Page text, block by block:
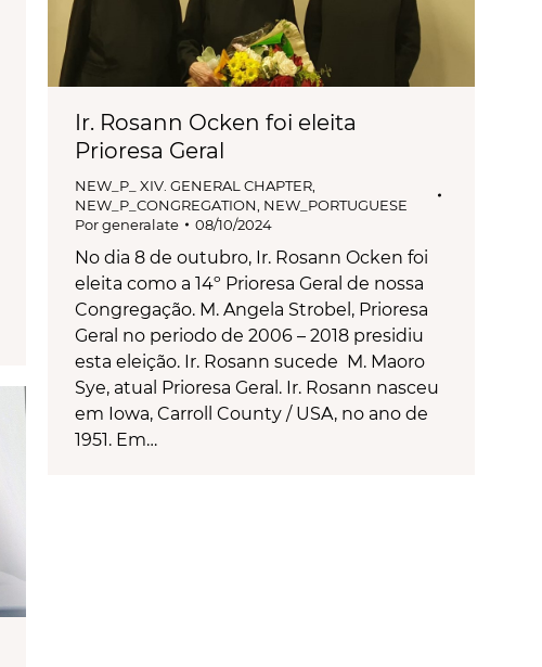
Ir. Rosann Ocken foi eleita
Prioresa Geral
NEW_P_ XIV. GENERAL CHAPTER
NEW_P_CONGREGATION NEW_PORTUGUESE
Porgeneralate 08/10/2024
No dia 8 de outubro, Ir. Rosann Ocken foi
eleita como a 14º Prioresa Geral de nossa
Congregação. M. Angela Strobel, Prioresa
Geral no periodo de 2006 – 2018 presidiu
esta eleição. Ir. Rosann sucede M. Maoro
Sye, atual Prioresa Geral. Ir. Rosann nasceu
em Iowa, Carroll County / USA, no ano de
1951. Em…